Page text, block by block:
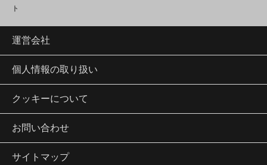
ト
運営会社
個人情報の取り扱い
クッキーについて
お問い合わせ
サイトマップ